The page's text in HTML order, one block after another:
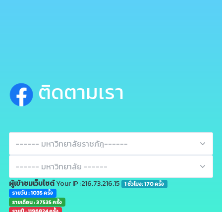
ติดตามเรา
ผู้เข้าชมเว็บไซต์Your IP :216.73.216.15
1 ชั่วโมง: 170 ครั้ง
รายวัน : 1035 ครั้ง
รายเดือน : 37535 ครั้ง